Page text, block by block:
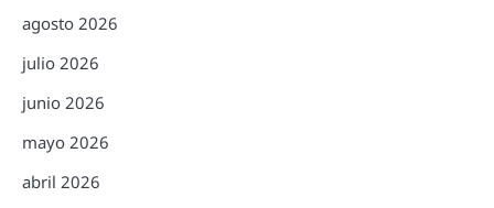
agosto 2026
julio 2026
junio 2026
mayo 2026
abril 2026